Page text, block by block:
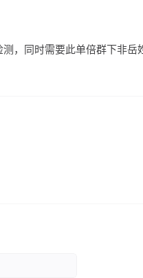
，同时需要此单倍群下非岳